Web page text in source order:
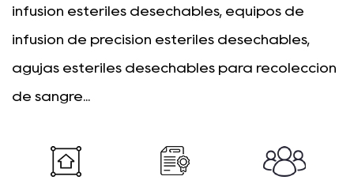
infusión estériles desechables, equipos de
infusión de precisión estériles desechables,
agujas estériles desechables para recolección
de sangre...